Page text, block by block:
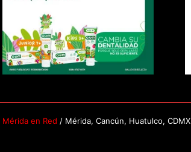
Mérida en Red / Mérida, Cancún, Huatulco, CDMX